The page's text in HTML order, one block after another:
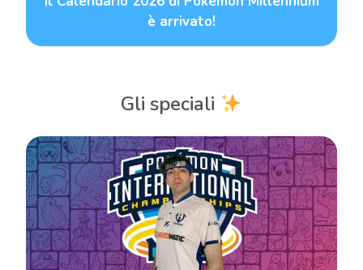
è arrivato!
Gli speciali